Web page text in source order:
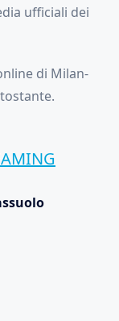
ufficiali dei
di Milan-